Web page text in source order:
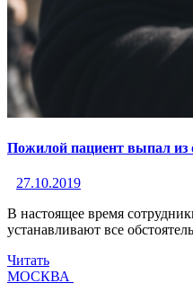
Пожилой пациент выпал
27.10.2019
В настоящее время
устанавливают все
Читать
МОСКВА